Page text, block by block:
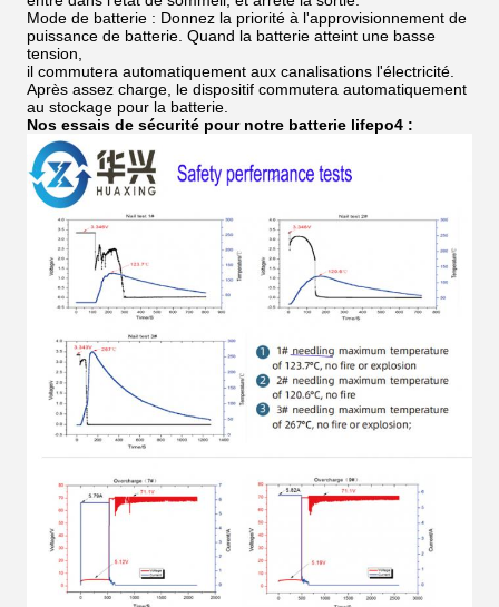
Mode de batterie : Donnez la priorité à l'approvisionnement de
puissance de batterie. Quand la batterie atteint une basse
tension,
il commutera automatiquement aux canalisations l'électricité.
Après assez charge, le dispositif commutera automatiquement
au stockage pour la batterie.
Nos essais de sécurité pour notre batterie lifepo4 :